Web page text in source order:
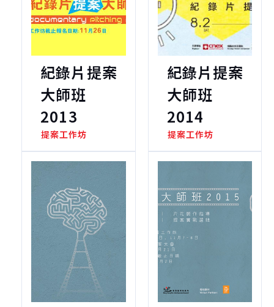
紀錄片提案
大師班
2013
提案工作坊
紀錄片提案
大師班
2014
提案工作坊